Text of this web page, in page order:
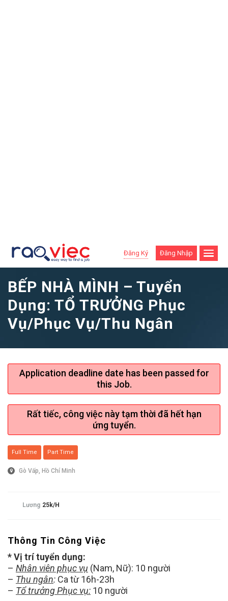
Đăng Ký Đăng Nhập
BẾP NHÀ MÌNH – Tuyển
Dụng: TỔ TRƯỞNG Phục
Vụ/Phục Vụ/Thu Ngân
Application deadline date has been passed for
this Job.
Rất tiếc, công việc này tạm thời đã hết hạn
ứng tuyển.
Full Time Part Time
Gò Vấp, Hồ Chí Minh
Lương 25k/h
Thông Tin Công Việc
* Vị trí tuyển dụng:
– Nhân viên phục vụ (Nam, Nữ): 10 người
– Thu ngân: Ca từ 16h-23h
– Tổ trưởng Phục vụ: 10 người